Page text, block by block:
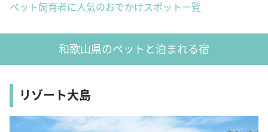
ペット飼育者に人気のおでかけスポット一覧
和歌山県のペットと泊まれる宿
リゾート大島